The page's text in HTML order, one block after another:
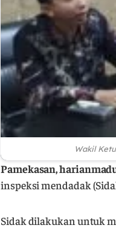
Wakil
Pamekasan,
inspeksi mendadak
Sidak dilakukan untuk